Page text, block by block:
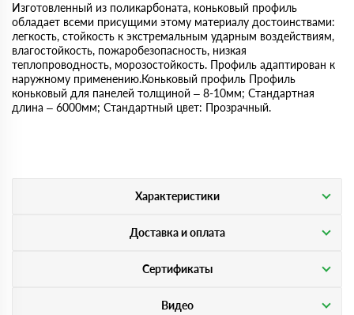
Изготовленный из поликарбоната, коньковый профиль
обладает всеми присущими этому материалу достоинствами:
легкость, стойкость к экстремальным ударным воздействиям,
влагостойкость, пожаробезопасность, низкая
теплопроводность, морозостойкость. Профиль адаптирован к
наружному применению.Коньковый профиль Профиль
коньковый для панелей толщиной – 8-10мм; Стандартная
длина – 6000мм; Стандартный цвет: Прозрачный.
Характеристики
Доставка и оплата
Сертификаты
Видео